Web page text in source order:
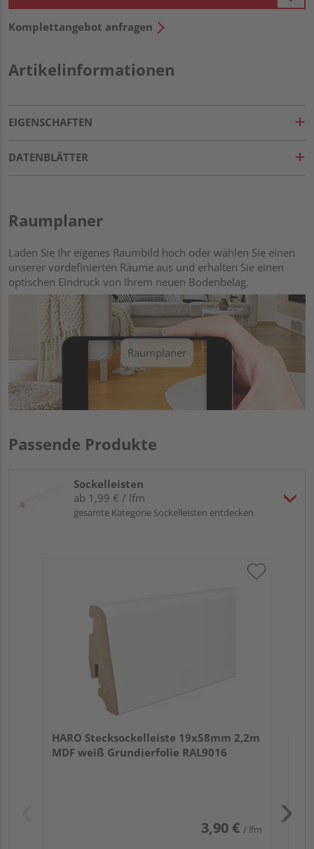
Komplettangebot anfragen
Artikelinformationen
EIGENSCHAFTEN
DATENBLÄTTER
Raumplaner
Laden Sie Ihr eigenes Raumbild hoch oder wählen Sie einen
unserer vordefinierten Räume aus und erhalten Sie einen
optischen Eindruck von Ihrem neuen Bodenbelag.
Raumplaner
Passende Produkte
Sockelleisten
ab 1,99 € / lfm
gesamte Kategorie Sockelleisten entdecken
HARO Stecksockelleiste 19x58mm 2,2m
MDF weiß Grundierfolie RAL9016
3,90 € / lfm